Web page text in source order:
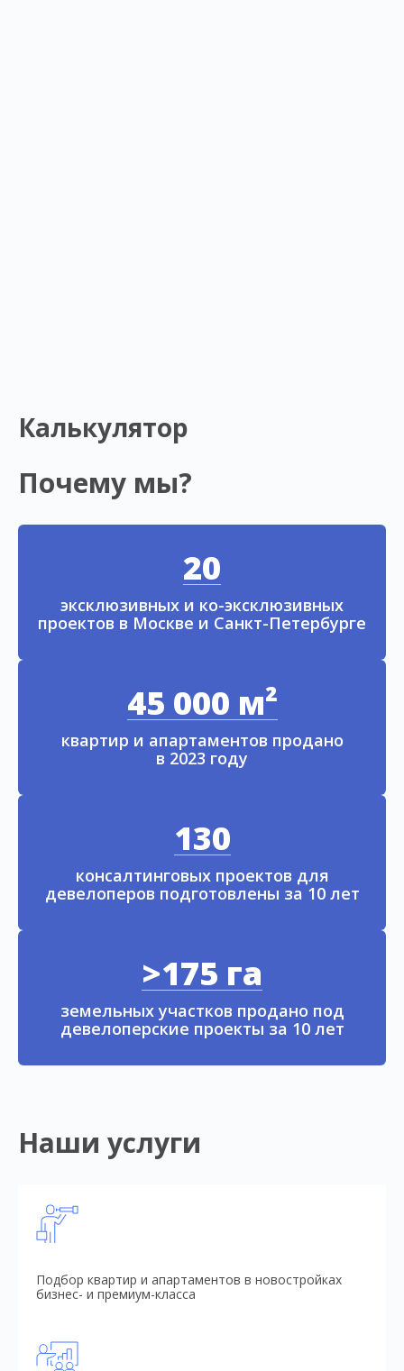
Калькулятор
Почему мы?
20
эксклюзивных и ко-эксклюзивных
проектов в Москве и Санкт-Петербурге
45 000 м²
квартир и апартаментов продано
в 2023 году
130
консалтинговых проектов для
девелоперов подготовлены за 10 лет
>175 га
земельных участков продано под
девелоперские проекты за 10 лет
Наши услуги
Подбор квартир и апартаментов в новостройках
бизнес- и премиум-класса